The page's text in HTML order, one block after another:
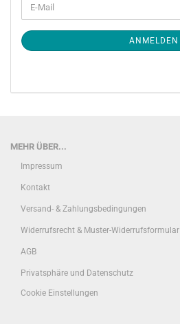
ZUR
ANMELDUNG
E-
Mail
ANMELDEN
MEHR ÜBER...
Impressum
Kontakt
Versand- & Zahlungsbedingungen
Widerrufsrecht & Muster-Widerrufsformular
AGB
Privatsphäre und Datenschutz
Cookie Einstellungen